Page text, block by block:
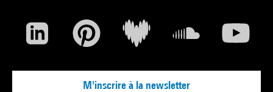
M'inscrire à la newsletter